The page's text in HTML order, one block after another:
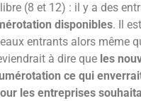
(8 et 12) : il y a des
disponibles. Il
entrants alors même
à dire que les
ce qui
les entreprises